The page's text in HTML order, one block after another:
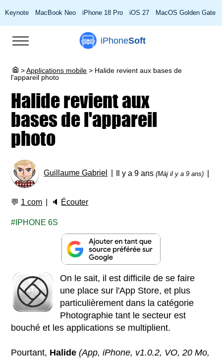
Keynote MacBook Neo iPhone 18 Pro iOS 27 MacOS Golden Gate
iPhoneSoft
> Applications mobile > Halide revient aux bases de
l'appareil photo
Halide revient aux
bases de l'appareil
photo
Guillaume Gabriel Il y a 9 ans(Màj il y a 9 ans)
💬 1 com 🔈 Écouter
IPHONE 6S
On le sait, il est difficile de se faire
une place sur l'App Store, et plus
particulièrement dans la catégorie
Photographie tant le secteur est
bouché et les applications se multiplient.
Pourtant, Halide (App, iPhone, v1.0.2, VO, 20 Mo,